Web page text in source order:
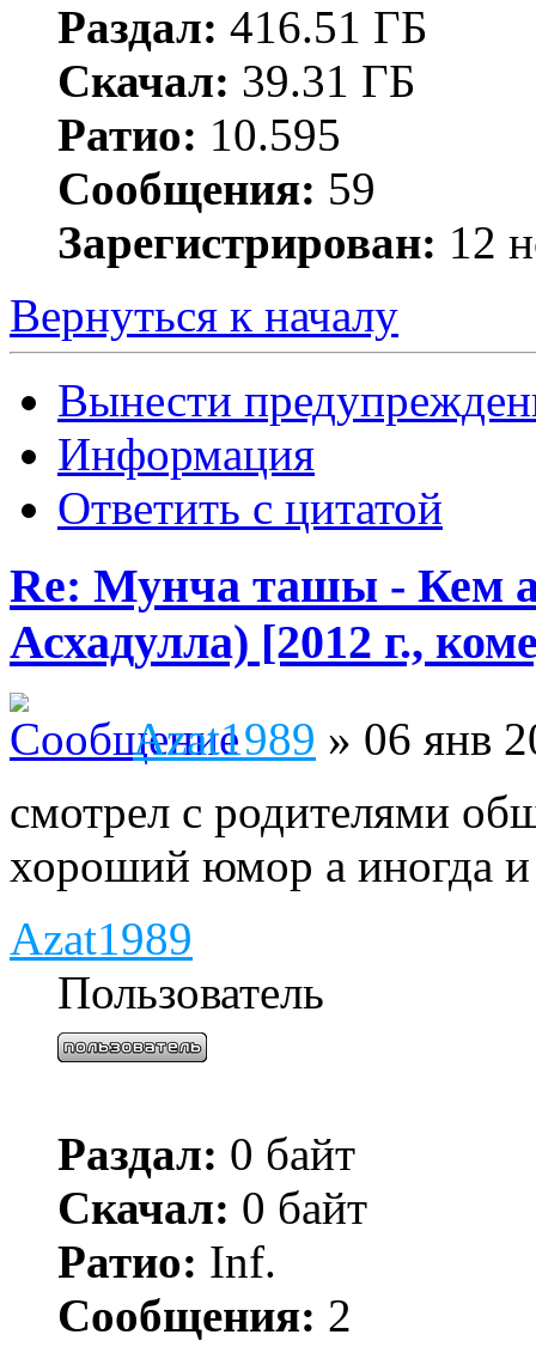
Раздал: 416.51 ГБ
Скачал: 39.31 ГБ
Ратио: 10.595
Сообщения: 59
Зарегистрирован: 12
Вернуться к началу
Вынести
Информация
Ответить с цитатой
Re: Мунча ташы - Кем
Асхадулла) [2012 г.,
Azat1989 » 06 янв
смотрел с родителями
хороший юмор а иногда и
Azat1989
Пользователь
Раздал: 0 байт
Скачал: 0 байт
Ратио: Inf.
Сообщения: 2